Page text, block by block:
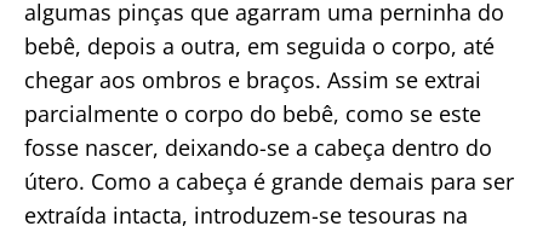
algumas pinças que agarram uma perninha do
bebê, depois a outra, em seguida o corpo, até
chegar aos ombros e braços. Assim se extrai
parcialmente o corpo do bebê, como se este
fosse nascer, deixando-se a cabeça dentro do
útero. Como a cabeça é grande demais para ser
extraída intacta, introduzem-se tesouras na